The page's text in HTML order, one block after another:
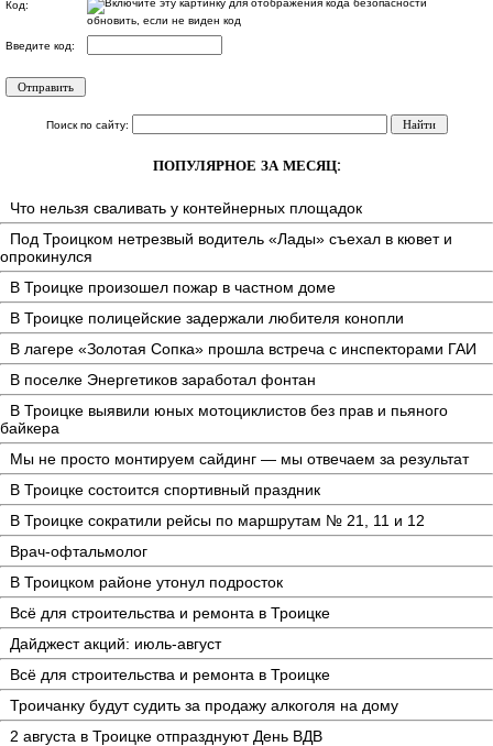
Код:
обновить, если не виден код
Введите код:
Поиск по сайту:
ПОПУЛЯРНОЕ ЗА МЕСЯЦ:
Что нельзя сваливать у контейнерных площадок
Под Троицком нетрезвый водитель «Лады» съехал в кювет и
опрокинулся
В Троицке произошел пожар в частном доме
В Троицке полицейские задержали любителя конопли
В лагере «Золотая Сопка» прошла встреча с инспекторами ГАИ
В поселке Энергетиков заработал фонтан
В Троицке выявили юных мотоциклистов без прав и пьяного
байкера
Мы не просто монтируем сайдинг — мы отвечаем за результат
В Троицке состоится спортивный праздник
В Троицке сократили рейсы по маршрутам № 21, 11 и 12
Врач-офтальмолог
В Троицком районе утонул подросток
Всё для строительства и ремонта в Троицке
Дайджест акций: июль-август
Всё для строительства и ремонта в Троицке
Троичанку будут судить за продажу алкоголя на дому
2 августа в Троицке отпразднуют День ВДВ